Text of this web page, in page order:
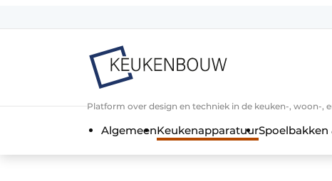
Algemene voorwaarden
Contact
Platform over design en techniek in de keuken-, woon-,
AlgemeenKeukenapparatuurSpoelbakken